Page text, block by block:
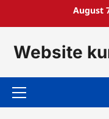
August
Website
Primary